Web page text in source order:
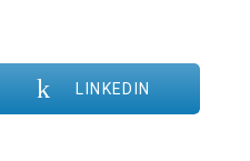
LINKEDIN